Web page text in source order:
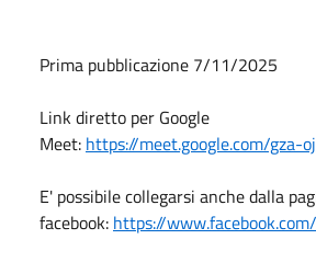
Prima pubblicazione 7/11/2025
Link diretto per Google
Meet: https://meet.google.com/gza-
E' possibile collegarsi anche dalla
facebook: https://